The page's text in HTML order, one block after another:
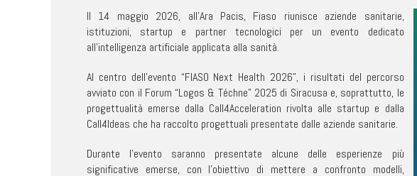
Il 14 maggio 2026, all’Ara Pacis, Fiaso riunisce aziende sanitarie,
istituzioni, startup e partner tecnologici per un evento dedicato
all’intelligenza artificiale applicata alla sanità.
Al centro dell’evento “FIASO Next Health 2026”, i risultati del percorso
avviato con il Forum “Logos & Téchne” 2025 di Siracusa e, soprattutto, le
progettualità emerse dalla Call4Acceleration rivolta alle startup e dalla
Call4Ideas che ha raccolto progettuali presentate dalle aziende sanitarie.
Durante l’evento saranno presentate alcune delle esperienze più
significative emerse, con l’obiettivo di mettere a confronto modelli,